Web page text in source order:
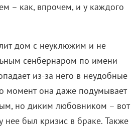
– как, впрочем, и у каждого
дом с неуклюжим и не
сенбернаром по имени
из-за него в неудобные
момент она даже подумывает
но диким любовником – вот
нее был кризис в браке. Также